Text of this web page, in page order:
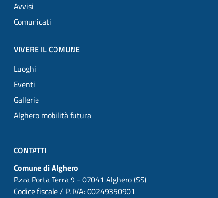
Avvisi
Comunicati
VIVERE IL COMUNE
Luoghi
Eventi
Gallerie
Alghero mobilità futura
CONTATTI
Comune di Alghero
P.zza Porta Terra 9 - 07041 Alghero (SS)
Codice fiscale / P. IVA: 00249350901